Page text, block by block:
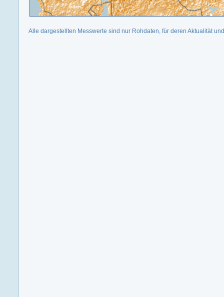
Alle dargestellten Messwerte sind nur Rohdaten, für deren Aktualität